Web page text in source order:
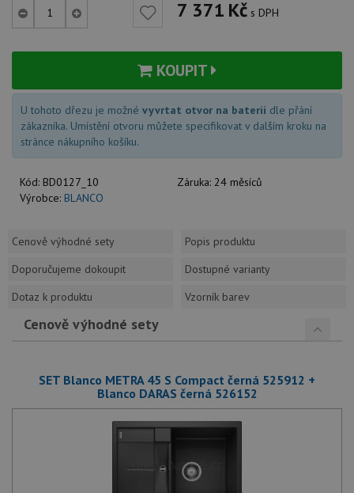
7 371 Kč s DPH
KOUPIT
U tohoto dřezu je možné vyvrtat otvor na baterii dle přání
zákazníka. Umístění otvoru můžete specifikovat v dalším kroku na
stránce nákupního košíku.
Kód: BD0127_10 Záruka: 24 měsíců
Výrobce: BLANCO
Cenově výhodné sety
Popis produktu
Doporučujeme dokoupit
Dostupné varianty
Dotaz k produktu
Vzorník barev
Cenově výhodné sety
SET Blanco METRA 45 S Compact černá 525912 +
Blanco DARAS černá 526152